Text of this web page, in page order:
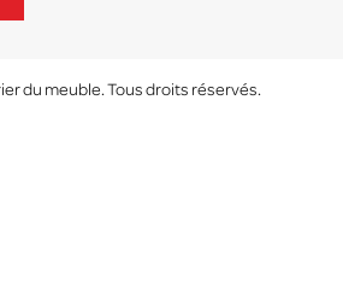
du meuble. Tous droits réservés.